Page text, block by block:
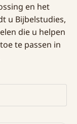
en het
u Bijbelstudies,
die u helpen
te passen in